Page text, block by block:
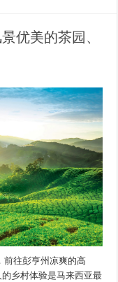
优美的茶园、
前往彭亨州凉爽的高
乡村体验是马来西亚最